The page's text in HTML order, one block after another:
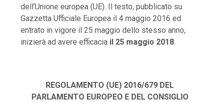
dell’Unione europea (UE). Il testo, pubblicato su
Gazzetta Ufficiale Europea il 4 maggio 2016 ed
entrato in vigore il 25 maggio dello stesso anno,
inizierà ad avere efficacia il 25 maggio 2018.
REGOLAMENTO (UE) 2016/679 DEL
PARLAMENTO EUROPEO E DEL CONSIGLIO